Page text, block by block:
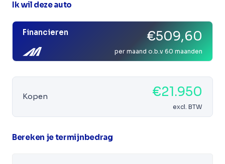
Ik wil deze auto
Financieren €509,60
per maand o.b.v 60 maanden
Kopen €21.950
excl. BTW
Bereken je termijnbedrag